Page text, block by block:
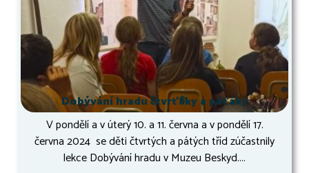
Dobývání hradu čtvrťáky a páťáky
V pondělí a v úterý 10. a 11. června a v pondělí 17.
června 2024 se děti čtvrtých a pátých tříd zúčastnily
lekce Dobývání hradu v Muzeu Beskyd....